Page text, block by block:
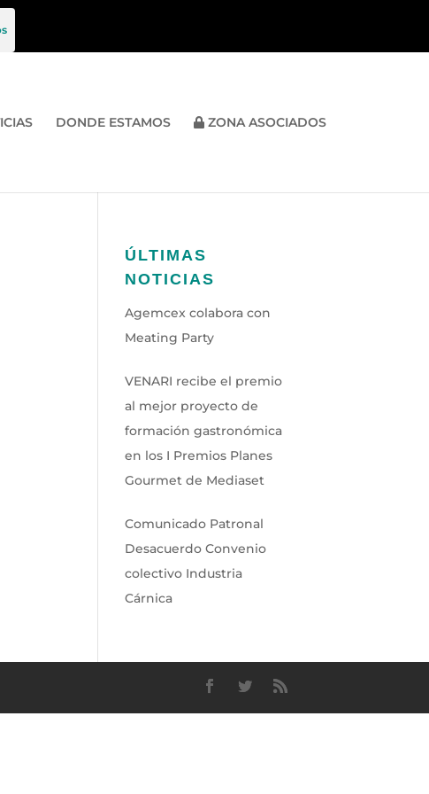
DONDE ESTAMOS ZONA ASOCIADOS
ÚLTIMAS
NOTICIAS
Agemcex colabora con
Meating Party
VENARI recibe el premio
al mejor proyecto de
formación gastronómica
en los I Premios Planes
Gourmet de Mediaset
Comunicado Patronal
Desacuerdo Convenio
colectivo Industria
Cárnica